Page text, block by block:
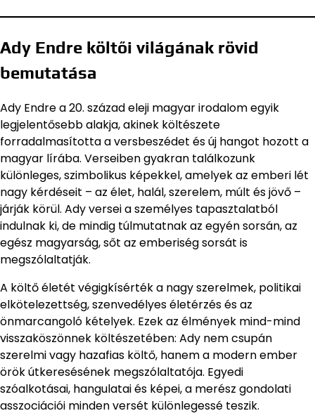
Ady Endre költői világának rövid
bemutatása
Ady Endre a 20. század eleji magyar irodalom egyik
legjelentősebb alakja, akinek költészete
forradalmasította a versbeszédet és új hangot hozott a
magyar lírába. Verseiben gyakran találkozunk
különleges, szimbolikus képekkel, amelyek az emberi lét
nagy kérdéseit – az élet, halál, szerelem, múlt és jövő –
járják körül. Ady versei a személyes tapasztalatból
indulnak ki, de mindig túlmutatnak az egyén sorsán, az
egész magyarság, sőt az emberiség sorsát is
megszólaltatják.
A költő életét végigkísérték a nagy szerelmek, politikai
elkötelezettség, szenvedélyes életérzés és az
önmarcangoló kételyek. Ezek az élmények mind-mind
visszaköszönnek költészetében: Ady nem csupán
szerelmi vagy hazafias költő, hanem a modern ember
örök útkeresésének megszólaltatója. Egyedi
szóalkotásai, hangulatai és képei, a merész gondolati
asszociációi minden versét különlegessé teszik.